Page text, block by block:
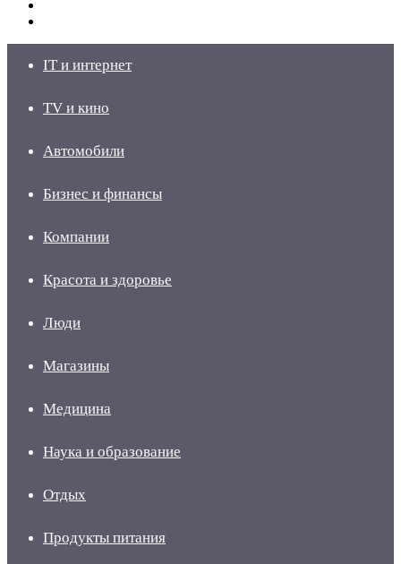
IT и интернет
TV и кино
Автомобили
Бизнес и финансы
Компании
Красота и здоровье
Люди
Магазины
Медицина
Наука и образование
Отдых
Продукты питания